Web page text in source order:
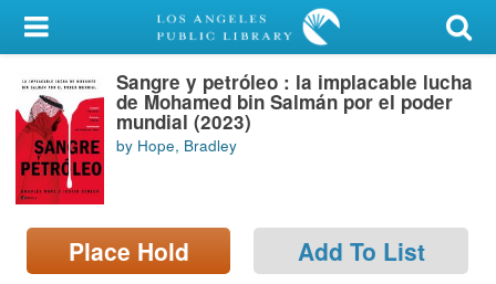
My Account
Library Card
Sign In
Search
Locations/Hours (external
page)
Sangre y petróleo : la implacable lucha
de Mohamed bin Salmán por el poder
mundial (2023)
by Hope, Bradley
Place Hold Add To List